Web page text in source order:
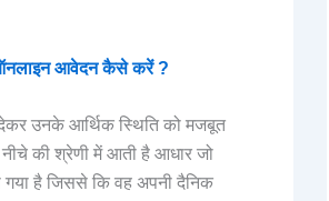
आवेदन कैसे करें ?
उनके आर्थिक स्थिति को मजबूत
नीचे की श्रेणी में आती है आधार जो
गया है जिससे कि वह अपनी दैनिक